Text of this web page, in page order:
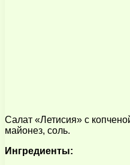
Салат «Летисия» с
майонез, соль.
Ингредиенты: